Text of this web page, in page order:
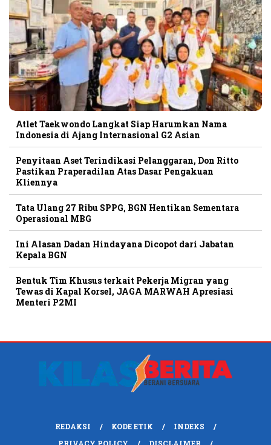
Atlet Taekwondo Langkat Siap Harumkan Nama
Indonesia di Ajang Internasional G2 Asian
Penyitaan Aset Terindikasi Pelanggaran, Don Ritto
Pastikan Praperadilan Atas Dasar Pengakuan
Kliennya
Tata Ulang 27 Ribu SPPG, BGN Hentikan Sementara
Operasional MBG
Ini Alasan Dadan Hindayana Dicopot dari Jabatan
Kepala BGN
Bentuk Tim Khusus terkait Pekerja Migran yang
Tewas di Kapal Korsel, JAGA MARWAH Apresiasi
Menteri P2MI
REDAKSI KODE ETIK
INDEKS